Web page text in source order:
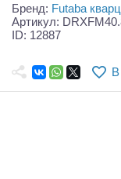
Запчасти и
Игрушки
Самолеты
Бренд: Futaba
Артикул:
ID: 12887
В